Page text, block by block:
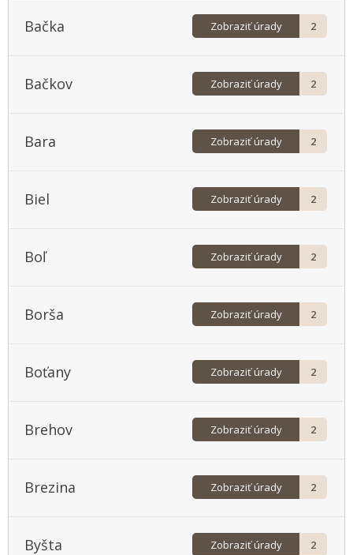
Žilina
Košice IV
Rožňava
Spišská Nová Ves
Bačka Zobraziť úrady 2
Bačkov Zobraziť úrady 2
Bara Zobraziť úrady 2
Biel Zobraziť úrady 2
Boľ Zobraziť úrady 2
Borša Zobraziť úrady 2
Boťany Zobraziť úrady 2
Brehov Zobraziť úrady 2
Brezina Zobraziť úrady 2
Byšta Zobraziť úrady 2